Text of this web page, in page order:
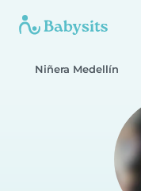
Niñera Medellín